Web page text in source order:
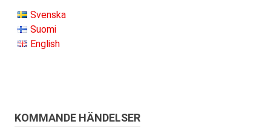
Svenska
Suomi
English
KOMMANDE HÄNDELSER